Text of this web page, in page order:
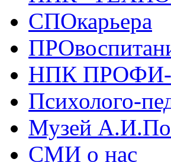
СПОкарьера
НПК
Психолого-
Музей
СМИ о нас